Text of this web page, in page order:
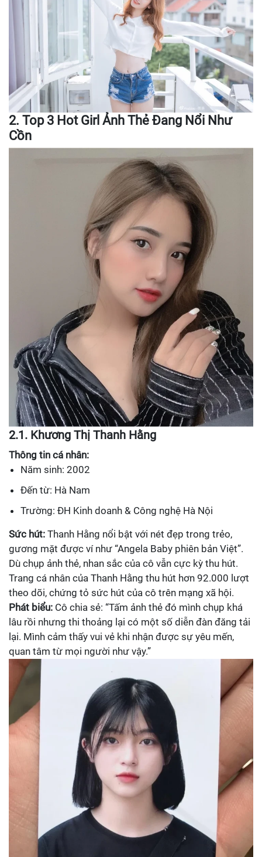
2. Top 3 Hot Girl Ảnh Thẻ Đang Nổi Như
Cồn
2.1. Khương Thị Thanh Hằng
Thông tin cá nhân:
Năm sinh: 2002
Đến từ: Hà Nam
Trường: ĐH Kinh doanh & Công nghệ Hà Nội
Sức hút: Thanh Hằng nổi bật với nét đẹp trong trẻo,
gương mặt được ví như “Angela Baby phiên bản Việt”.
Dù chụp ảnh thẻ, nhan sắc của cô vẫn cực kỳ thu hút.
Trang cá nhân của Thanh Hằng thu hút hơn 92.000 lượt
theo dõi, chứng tỏ sức hút của cô trên mạng xã hội.
Phát biểu: Cô chia sẻ: “Tấm ảnh thẻ đó mình chụp khá
lâu rồi nhưng thi thoảng lại có một số diễn đàn đăng tải
lại. Mình cảm thấy vui vẻ khi nhận được sự yêu mến,
quan tâm từ mọi người như vậy.”